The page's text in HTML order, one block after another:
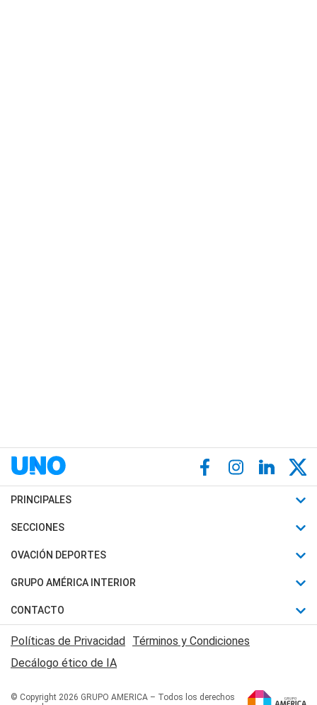
PRINCIPALES
Últimas Noticias
Política
Judiciales
Economia
SECCIONES
Horóscopo
Motores
Trucos caseros
Series y Películas
Edictos y Solicitadas
OVACIÓN DEPORTES
Fútbol
Mundial
Automovilismo
Rugby
Básquet
GRUPO AMÉRICA INTERIOR
Canal 7 en Vivo
San Juan 8
CONTACTO
Acerca de Nosotros
Contactanos
Políticas de Privacidad
Términos y Condiciones
Decálogo ético de IA
© Copyright 2026 GRUPO AMERICA – Todos los derechos